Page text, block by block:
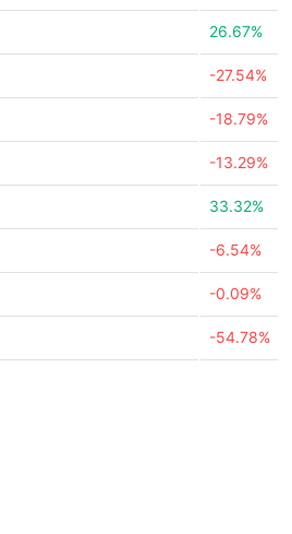
26.67%
-27.54%
-18.79%
-13.29%
33.32%
-6.54%
-0.09%
-54.78%